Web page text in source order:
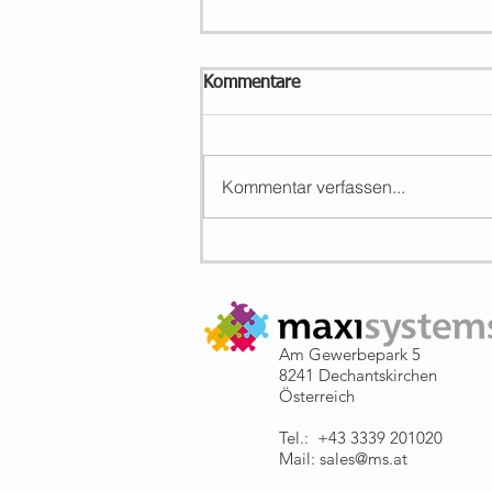
Unendlichkeit : Super Nova
Kommentare
Kommentar verfassen...
Am Gewerbepark 5
8241 Dechantskirchen
Österreich
Tel.: +43 3339 201020
Mail: sales@ms.at